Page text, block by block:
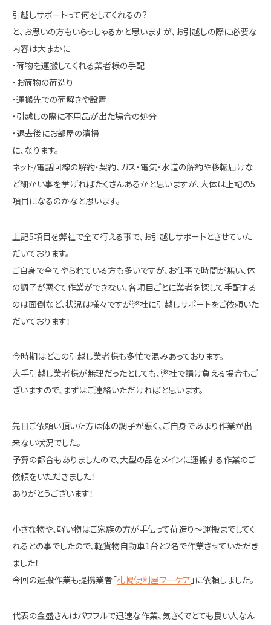
引越しサポートって何をしてくれるの？
と、お思いの方もいらっしゃるかと思いますが、お引越しの際に必要な
内容は大まかに
・荷物を運搬してくれる業者様の手配
・お荷物の荷造り
・運搬先での荷解きや設置
・引越しの際に不用品が出た場合の処分
・退去後にお部屋の清掃
に、なります。
ネット/電話回線の解約・契約、ガス・電気・水道の解約や移転届けな
ど細かい事を挙げればたくさんあるかと思いますが、大体は上記の5
項目になるのかなと思います。
上記5項目を弊社で全て行える事で、お引越しサポートとさせていた
だいております。
ご自身で全てやられている方も多いですが、お仕事で時間が無い、体
の調子が悪くて作業ができない、各項目ごとに業者を探して手配する
のは面倒など、状況は様々ですが弊社に引越しサポートをご依頼いた
だいております！
今時期はどこの引越し業者様も多忙で混みあっております。
大手引越し業者様が無理だったとしても、弊社で請け負える場合もご
ざいますので、まずはご連絡いただければと思います。
先日ご依頼い頂いた方は体の調子が悪く、ご自身であまり作業が出
来ない状況でした。
予算の都合もありましたので、大型の品をメインに運搬する作業のご
依頼をいただきました！
ありがとうございます！
小さな物や、軽い物はご家族の方が手伝って荷造り～運搬までしてく
れるとの事でしたので、軽貨物自動車1台と2名で作業させていただき
ました！
今回の運搬作業も提携業者「札幌便利屋ワーケア 」に依頼しました。
代表の金盛さんはパワフルで迅速な作業、気さくでとても良い人なん